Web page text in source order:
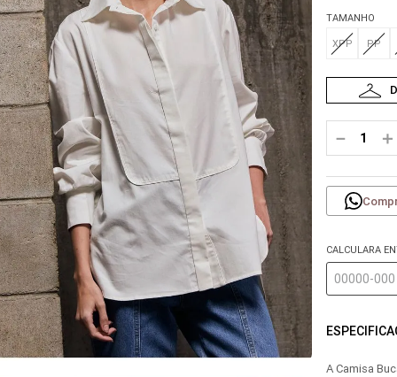
TAMANHO
PP
XPP
＋
－
CALCULARA
A Camisa